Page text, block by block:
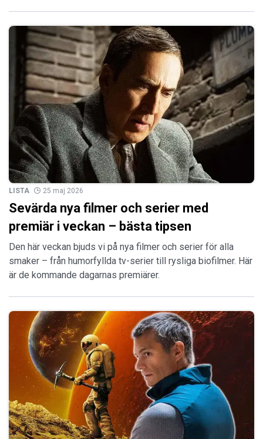
LISTA 25 maj 2026
Sevärda nya filmer och serier med
premiär i veckan – bästa tipsen
Den här veckan bjuds vi på nya filmer och serier för alla
smaker – från humorfyllda tv-serier till rysliga biofilmer. Här
är de kommande dagarnas premiärer.